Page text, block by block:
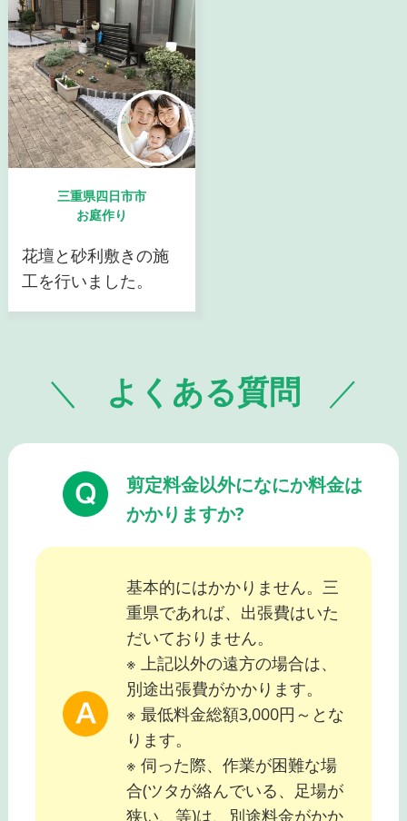
三重県四日市市
お庭作り
花壇と砂利敷きの施
工を行いました。
よくある質問
剪定料金以外になにか料金は
かかりますか?
基本的にはかかりません。三
重県であれば、出張費はいた
だいておりません。
※ 上記以外の遠方の場合は、
別途出張費がかかります。
※ 最低料金総額3,000円～とな
ります。
※ 伺った際、作業が困難な場
合(ツタが絡んでいる、足場が
狭い、等)は、別途料金がかか